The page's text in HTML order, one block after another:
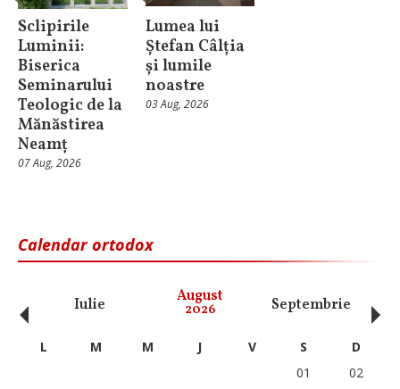
Sclipirile
Luminii:
Biserica
Seminarului
Teologic de la
Mănăstirea
Neamț
07 Aug, 2026
Lumea lui
Ștefan Câlția
și lumile
noastre
03 Aug, 2026
Calendar ortodox
Iulie August
2026 Septembrie
‹ L M M J V S
D
01
02